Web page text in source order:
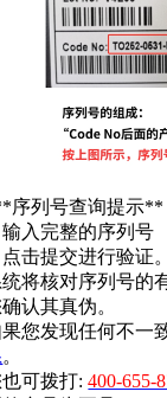
序列号查询提示**
输入完整的序列号
点击提交进行验证。
将核对序列号的
认其真伪。
您发现任何不一
。
也可拨打:400-655-